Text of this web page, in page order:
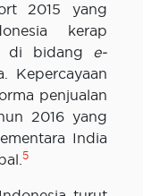
2015 yang
kerap
di bidang e-
Kepercayaan
penjualan
2016 yang
India
5